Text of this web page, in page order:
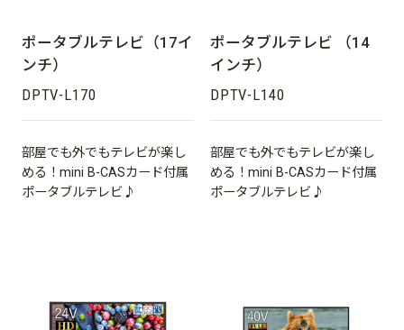
ポータブルテレビ（17イ
ンチ）
DPTV-L170
部屋でも外でもテレビが楽し
める！mini B-CASカード付属
ポータブルテレビ♪
ポータブルテレビ （14
インチ）
DPTV-L140
部屋でも外でもテレビが楽し
める！mini B-CASカード付属
ポータブルテレビ♪